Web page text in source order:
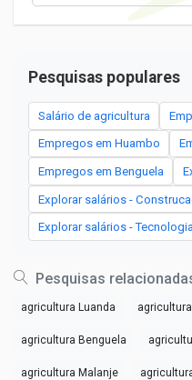
Pesquisas populares
Salário de agricultura
Empregos em Huambo
Empregos em Benguela
Explorar salários -
Explorar salários -
Pesquisas
agricultura Luanda
agricultura Benguela
agricultura Malanje